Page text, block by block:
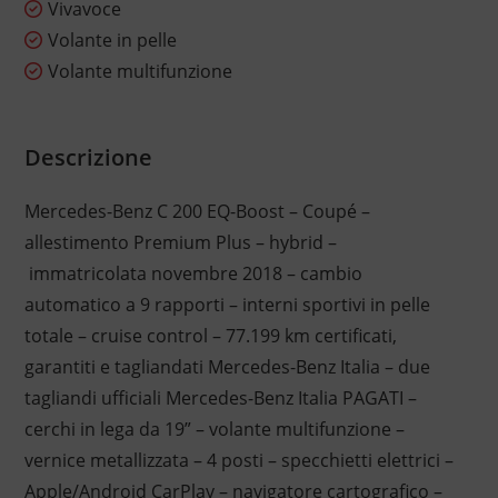
Vivavoce
Volante in pelle
Volante multifunzione
Descrizione
Mercedes-Benz C 200 EQ-Boost – Coupé –
allestimento Premium Plus – hybrid –
immatricolata novembre 2018 – cambio
automatico a 9 rapporti – interni sportivi in pelle
totale – cruise control – 77.199 km certificati,
garantiti e tagliandati Mercedes-Benz Italia – due
tagliandi ufficiali Mercedes-Benz Italia PAGATI –
cerchi in lega da 19” – volante multifunzione –
vernice metallizzata – 4 posti – specchietti elettrici –
Apple/Android CarPlay – navigatore cartografico –